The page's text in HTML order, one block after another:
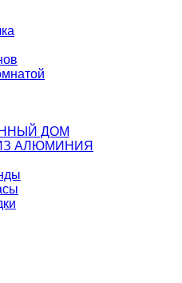
ДОМ
АЛЮМИНИЯ